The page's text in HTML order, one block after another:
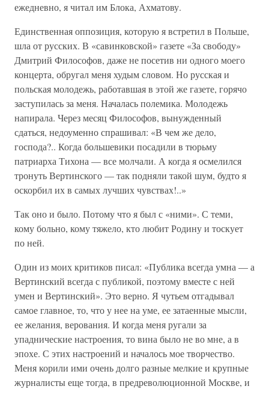
ежедневно, я читал им Блока, Ахматову.
Единственная оппозиция, которую я встретил в Польше,
шла от русских. В «савинковской» газете «За свободу»
Дмитрий Философов, даже не посетив ни одного моего
концерта, обругал меня худым словом. Но русская и
польская молодежь, работавшая в этой же газете, горячо
заступилась за меня. Началась полемика. Молодежь
напирала. Через месяц Философов, вынужденный
сдаться, недоуменно спрашивал: «В чем же дело,
господа?.. Когда большевики посадили в тюрьму
патриарха Тихона — все молчали. А когда я осмелился
тронуть Вертинского — так подняли такой шум, будто я
оскорбил их в самых лучших чувствах!..»
Так оно и было. Потому что я был с «ними». С теми,
кому больно, кому тяжело, кто любит Родину и тоскует
по ней.
Один из моих критиков писал: «Публика всегда умна — а
Вертинский всегда с публикой, поэтому вместе с ней
умен и Вертинский». Это верно. Я чутьем отгадывал
самое главное, то, что у нее на уме, ее затаенные мысли,
ее желания, верования. И когда меня ругали за
упаднические настроения, то вина было не во мне, а в
эпохе. С этих настроений и началось мое творчество.
Меня корили ими очень долго разные мелкие и крупные
журналисты еще тогда, в предреволюционной Москве, и